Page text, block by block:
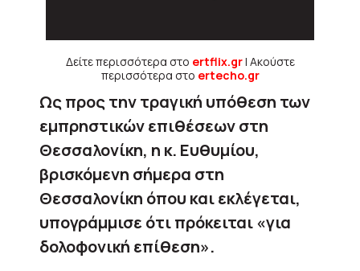
Δείτε περισσότερα στο ertflix.gr| Ακούστε
περισσότερα στο ertecho.gr
Ως προς την τραγική υπόθεση των
εμπρηστικών επιθέσεων στη
Θεσσαλονίκη, η κ. Ευθυμίου,
βρισκόμενη σήμερα στη
Θεσσαλονίκη όπου και εκλέγεται,
υπογράμμισε ότι πρόκειται «για
δολοφονική επίθεση».